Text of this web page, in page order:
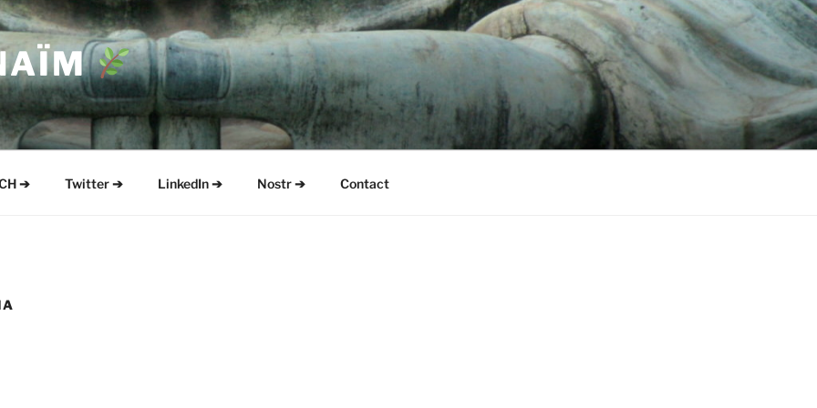
➔ Twitter ➔ LinkedIn ➔ Nostr ➔ Contact